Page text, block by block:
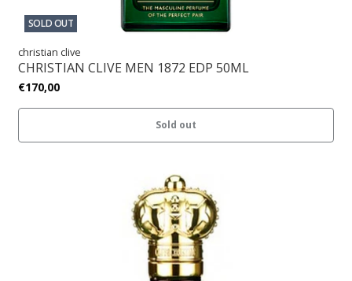
SOLD OUT
christian clive
CHRISTIAN CLIVE MEN 1872 EDP 50ML
€170,00
Sold out